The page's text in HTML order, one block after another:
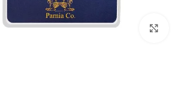
بزرگنمایی تصویر